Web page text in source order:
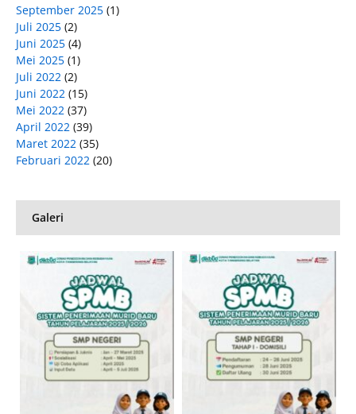
September 2025 (1)
Juli 2025 (2)
Juni 2025 (4)
Mei 2025 (1)
Juli 2022 (2)
Juni 2022 (15)
Mei 2022 (37)
April 2022 (39)
Maret 2022 (35)
Februari 2022 (20)
Galeri